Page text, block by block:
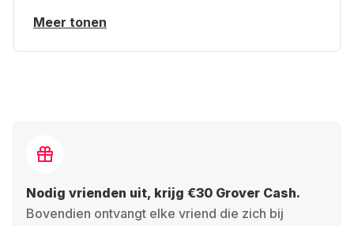
Meer tonen
Nodig vrienden uit, krijg €30 Grover Cash.
Bovendien ontvangt elke vriend die zich bij